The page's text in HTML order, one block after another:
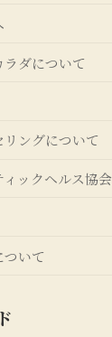
ダについて
ングについて
ックヘルス協会
いて